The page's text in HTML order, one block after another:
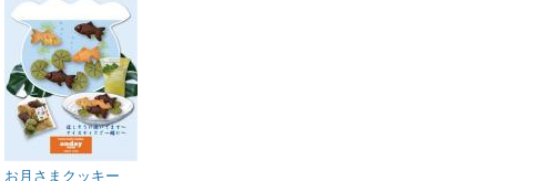
お月さまクッキー